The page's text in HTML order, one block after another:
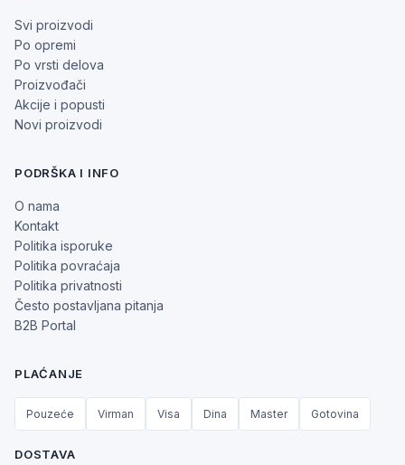
Svi proizvodi
Po opremi
Po vrsti delova
Proizvođači
Akcije i popusti
Novi proizvodi
PODRŠKA I INFO
O nama
Kontakt
Politika isporuke
Politika povraćaja
Politika privatnosti
Često postavljana pitanja
B2B Portal
PLAĆANJE
Pouzeće Virman Visa Dina Master Gotovina
DOSTAVA